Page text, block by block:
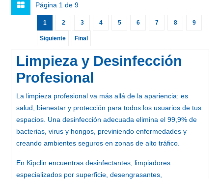
Página 1 de 9
1 2 3 4 5 6 7 8 9
Siguiente Final
Limpieza y Desinfección
Profesional
La limpieza profesional va más allá de la apariencia: es
salud, bienestar y protección para todos los usuarios de tus
espacios. Una desinfección adecuada elimina el 99,9% de
bacterias, virus y hongos, previniendo enfermedades y
creando ambientes seguros en zonas de alto tráfico.
En Kipclin encuentras desinfectantes, limpiadores
especializados por superficie, desengrasantes,